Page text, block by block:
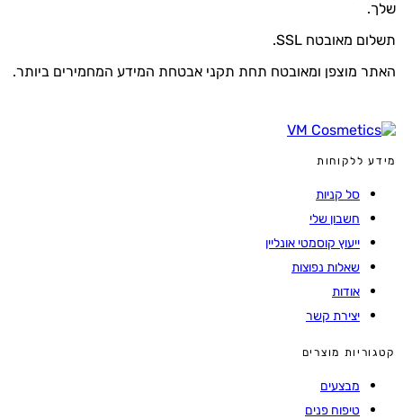
שלך.
תשלום מאובטח SSL.
האתר מוצפן ומאובטח תחת תקני אבטחת המידע המחמירים ביותר.
מידע ללקוחות
סל קניות
חשבון שלי
ייעוץ קוסמטי אונליין
שאלות נפוצות
אודות
יצירת קשר
קטגוריות מוצרים
מבצעים
טיפוח פנים